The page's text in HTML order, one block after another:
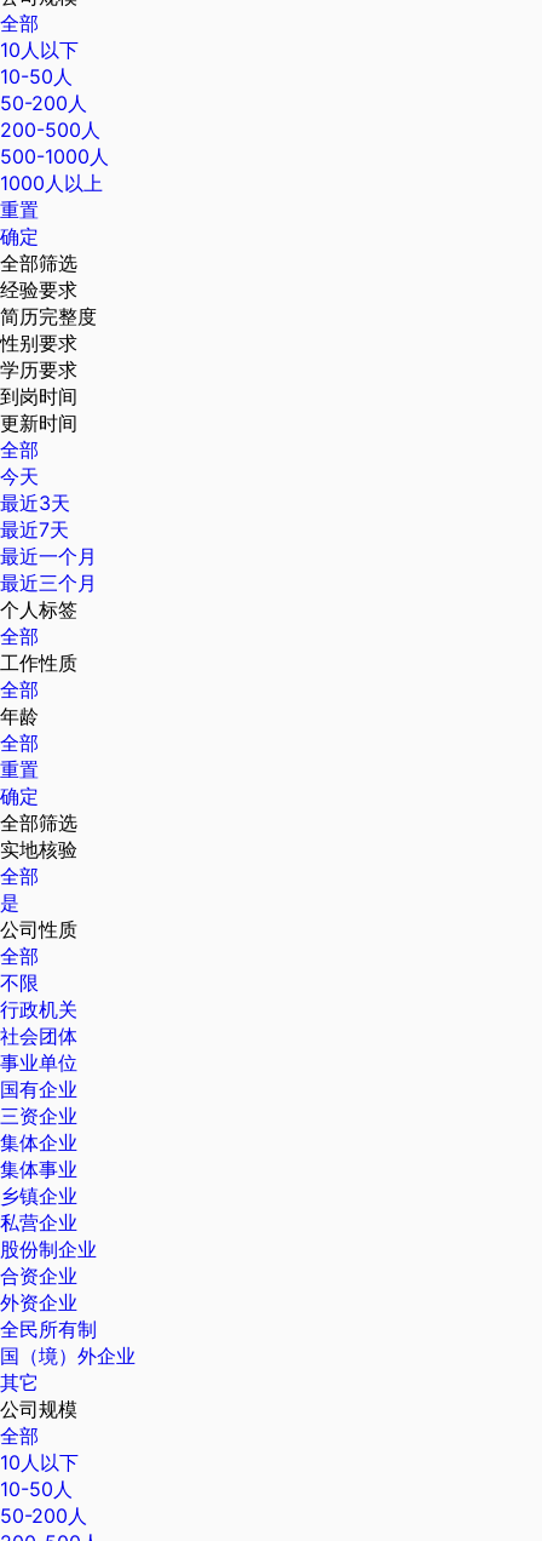
全部
10人以下
10-50人
50-200人
200-500人
500-1000人
1000人以上
重置
确定
全部筛选
经验要求
简历完整度
性别要求
学历要求
到岗时间
更新时间
全部
今天
最近3天
最近7天
最近一个月
最近三个月
个人标签
全部
工作性质
全部
年龄
全部
重置
确定
全部筛选
实地核验
全部
是
公司性质
全部
不限
行政机关
社会团体
事业单位
国有企业
三资企业
集体企业
集体事业
乡镇企业
私营企业
股份制企业
合资企业
外资企业
全民所有制
国（境）外企业
其它
公司规模
全部
10人以下
10-50人
50-200人